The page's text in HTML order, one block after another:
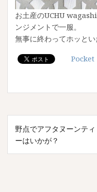
お土産のUCHU
ンジメントで一服。
無事に終わってホッとい
Pocket
投
稿
ナ
野点でアフタヌーンティ
ーはいかが？